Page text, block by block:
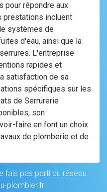
pour répondre aux
prestations incluent
systèmes de
d'eau, ainsi que la
L'entreprise
rapides et
satisfaction de sa
spécifiques sur les
de Serrurerie
son
faire en font un choix
de plomberie et de
fais pas parti du réseau
plombier.fr